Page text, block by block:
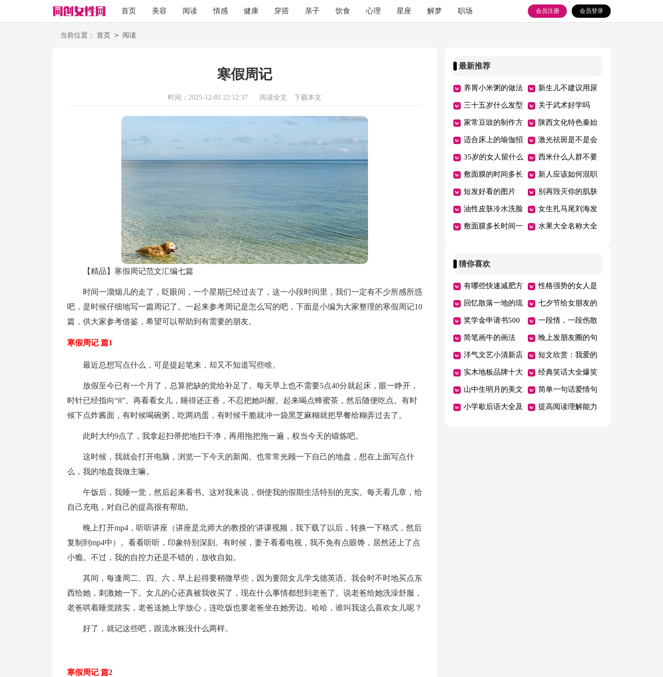
首页 美容 阅读 情感 健康 穿搭 亲子 饮食 心理 星座 解梦 职场
励志
会员登录
会员注册
当前位置： 首页 > 阅读
寒假周记
时间：2025-12-01 22:12:37 阅读全文 下载本文
【精品】寒假周记范文汇编七篇
时间一溜烟儿的走了，眨眼间，一个星期已经过去了，这一小段时间里，我们一定有不少所感所惑
吧，是时候仔细地写一篇周记了。一起来参考周记是怎么写的吧，下面是小编为大家整理的寒假周记10
篇，供大家参考借鉴，希望可以帮助到有需要的朋友。
寒假周记 篇1
最近总想写点什么，可是提起笔来，却又不知道写些啥。
放假至今已有一个月了，总算把缺的觉给补足了。每天早上也不需要5点40分就起床，眼一睁开，
时针已经指向“8”。再看看女儿，睡得还正香，不忍把她叫醒。起来喝点蜂蜜茶，然后随便吃点。有时
候下点炸酱面，有时候喝碗粥，吃两鸡蛋，有时候干脆就冲一袋黑芝麻糊就把早餐给糊弄过去了。
此时大约9点了，我拿起扫帚把地扫干净，再用拖把拖一遍，权当今天的锻炼吧。
这时候，我就会打开电脑，浏览一下今天的新闻。也常常光顾一下自己的地盘，想在上面写点什
么，我的地盘我做主嘛。
午饭后，我睡一觉，然后起来看书。这对我来说，倒使我的假期生活特别的充实。每天看几章，给
自己充电，对自己的提高很有帮助。
晚上打开mp4，听听讲座（讲座是北师大的教授的'讲课视频，我下载了以后，转换一下格式，然后
复制到mp4中）。看看听听，印象特别深刻。有时候，妻子看看电视，我不免有点眼馋，居然还上了点
小瘾。不过，我的自控力还是不错的，放收自如。
其间，每逢周二、四、六，早上起得要稍微早些，因为要陪女儿学戈德英语。我会时不时地买点东
西给她，刺激她一下。女儿的心还真被我收买了，现在什么事情都想到老爸了。说老爸给她洗澡舒服，
老爸哄着睡觉踏实，老爸送她上学放心，连吃饭也要老爸坐在她旁边。哈哈，谁叫我这么喜欢女儿呢？
好了，就记这些吧，跟流水账没什么两样。
寒假周记 篇2
最新推荐
养胃小米粥的做法 新生儿不建议用尿
布的原因
三十五岁什么发型
最有气质
关于武术好学吗
家常豆豉的制作方
法
陕西文化特色秦始
皇兵马俑
适合床上的瑜伽招
式有哪些
激光祛斑是不是会
反弹
35岁的女人留什么
发型最年轻时尚
西米什么人群不要
吃
敷面膜的时间多长
好
新人应该如何混职
场
短发好看的图片 别再毁灭你的肌肤
油性皮肤冷水洗脸
好吗
女生扎马尾刘海发
型图片
敷面膜多长时间一 水果大全名称大全
猜你喜欢
有哪些快速减肥方
法
性格强势的女人是
什么样的
回忆散落一地的琉
璃散文
七夕节给女朋友的
说说
奖学金申请书500
字
一段情，一段伤散
文
简笔画牛的画法 晚上发朋友圈的句
子
洋气文艺小清新店
名
短文欣赏：我爱的
吉他
实木地板品牌十大
排名2021
经典笑话大全爆笑
山中生明月的美文 简单一句话爱情句
子
小学歇后语大全及 提高阅读理解能力